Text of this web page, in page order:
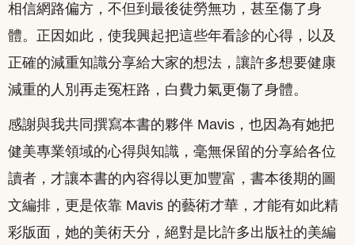
相信網路偏方，不但到最後徒勞無功，甚至傷了身
體。正因如此，使我興起把這些年看診的心得，以及
正確的減重知識分享給大家的想法，讓許多想要健康
減重的人別再走冤枉路，白費力氣更傷了身體。
感謝與我共同撰寫本書的夥伴 Mavis，也因為有她把
健美專業領域的心得與知識，毫無保留的分享給各位
讀者，才讓本書的內容得以更加豐富，書本後期的圖
文編排，更是依靠 Mavis 的藝術才華，才能有如此精
彩版面，她的美術天分，絕對是比許多出版社的美編